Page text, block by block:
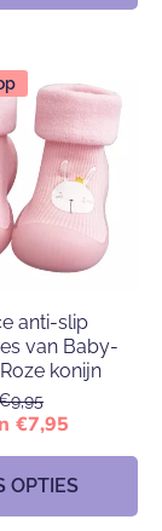
anti-slip
van Baby-
konijn
€7,95
OPTIES